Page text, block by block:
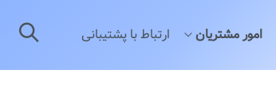
امور مشتریان ارتباط با پشتیبانی